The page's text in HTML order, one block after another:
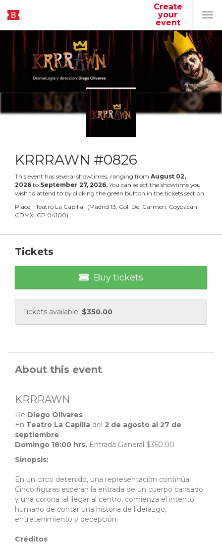
Create
your
event
KRRRAWN #0826
This event has several showtimes, ranging from August 02,
2026 to September 27, 2026. You can select the showtime you
wish to attend to by clicking the green button in the tickets section.
Place: "Teatro La Capilla" (Madrid 13, Col. Del Carmen, Coyoacán,
CDMX. CP 04100)
Tickets
Buy tickets
Tickets available: $350.00
About this event
KRRRAWN
De Diego Olivares
En Teatro La Capilla del 2 de agosto al 27 de
septiembre
Domingo 18:00 hrs. Entrada General $350.00
Sinopsis:
En un circo detenido, una representación continúa.
Cinco figuras esperan la entrada de un cuerpo cansado
y una corona; al llegar al centro, comienza el intento
humano de contar una historia de liderazgo,
entretenimiento y decepción.
Créditos